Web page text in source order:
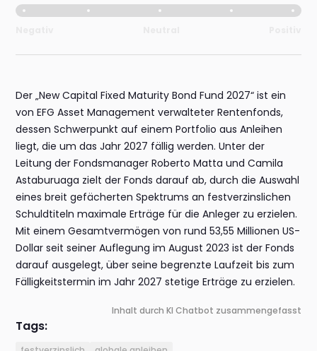
Der „New Capital Fixed Maturity Bond Fund 2027“ ist ein
von EFG Asset Management verwalteter Rentenfonds,
dessen Schwerpunkt auf einem Portfolio aus Anleihen
liegt, die um das Jahr 2027 fällig werden. Unter der
Leitung der Fondsmanager Roberto Matta und Camila
Astaburuaga zielt der Fonds darauf ab, durch die Auswahl
eines breit gefächerten Spektrums an festverzinslichen
Schuldtiteln maximale Erträge für die Anleger zu erzielen.
Mit einem Gesamtvermögen von rund 53,55 Millionen US-
Dollar seit seiner Auflegung im August 2023 ist der Fonds
darauf ausgelegt, über seine begrenzte Laufzeit bis zum
Fälligkeitstermin im Jahr 2027 stetige Erträge zu erzielen.
Inhalt durch KI Chatbot zusammengefasst
Tags: